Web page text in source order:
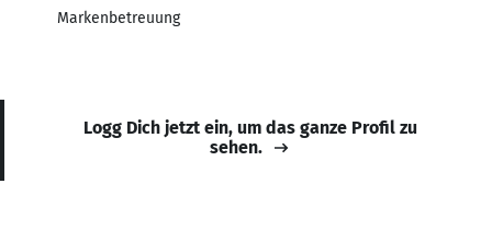
Markenbetreuung
Logg Dich jetzt ein, um das ganze Profil zu
sehen.